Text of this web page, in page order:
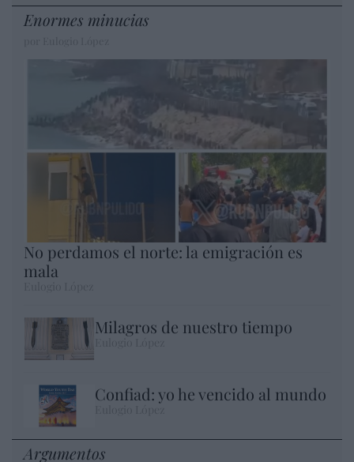
Enormes minucias
No perdamos el norte: la emigración es
mala
Milagros de nuestro tiempo
Confiad: yo he vencido al mundo
Argumentos